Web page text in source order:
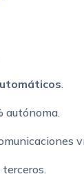
.
autónoma.